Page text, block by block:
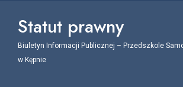
Statut prawny
Biuletyn Informacji Publicznej – Przedszkole
w Kępnie